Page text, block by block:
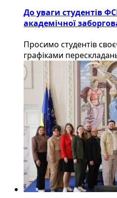
До уваги студентів
академічної
Просимо студентів
графіками